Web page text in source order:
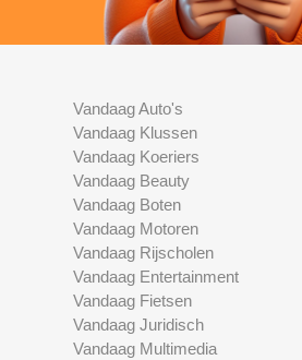
Vandaag Auto's
Vandaag Klussen
Vandaag Koeriers
Vandaag Beauty
Vandaag Boten
Vandaag Motoren
Vandaag Rijscholen
Vandaag Entertainment
Vandaag Fietsen
Vandaag Juridisch
Vandaag Multimedia